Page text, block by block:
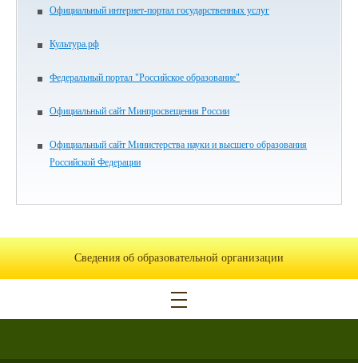
Официальный интернет-портал государственных услуг
Культура.рф
Федеральный портал "Российское образование"
Официальный сайт Минпросвещения России
Официальный сайт Министерства науки и высшего образования
Российской Федерации
Сведения об образовательной организации